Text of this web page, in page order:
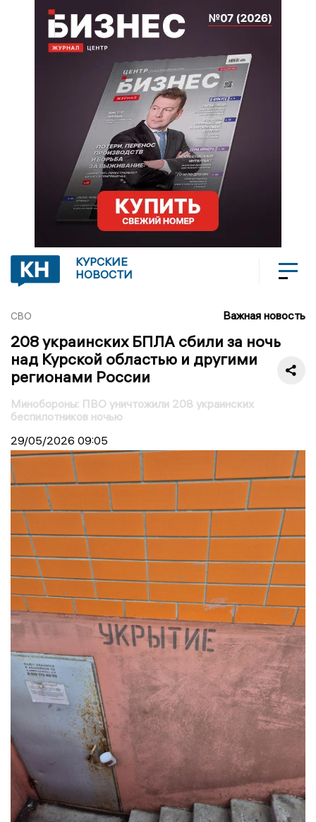
КУРСКИЕ
НОВОСТИ
СВО Важная новость
208 украинских БПЛА сбили за ночь
над Курской областью и другими
регионами России
Минобороны: ПВО уничтожили 208 украинских
беспилотников ночью
29/05/2026 09:05